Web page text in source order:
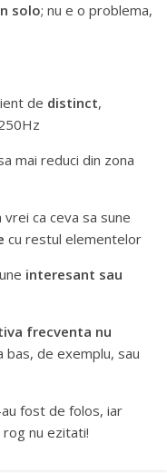
solo; nu e o problema,
de distinct,
mai reduci din zona
ca ceva sa sune
cu restul elementelor
interesant sau
frecventa nu
de exemplu, sau
fost de folos, iar
nu ezitati!